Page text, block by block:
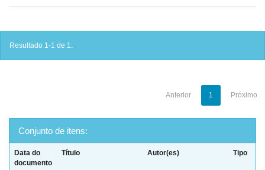
Resultado 1-1 de 1.
Anterior 1 Próximo
Conjunto de itens:
Data do
documento
Título Autor(es) Tipo